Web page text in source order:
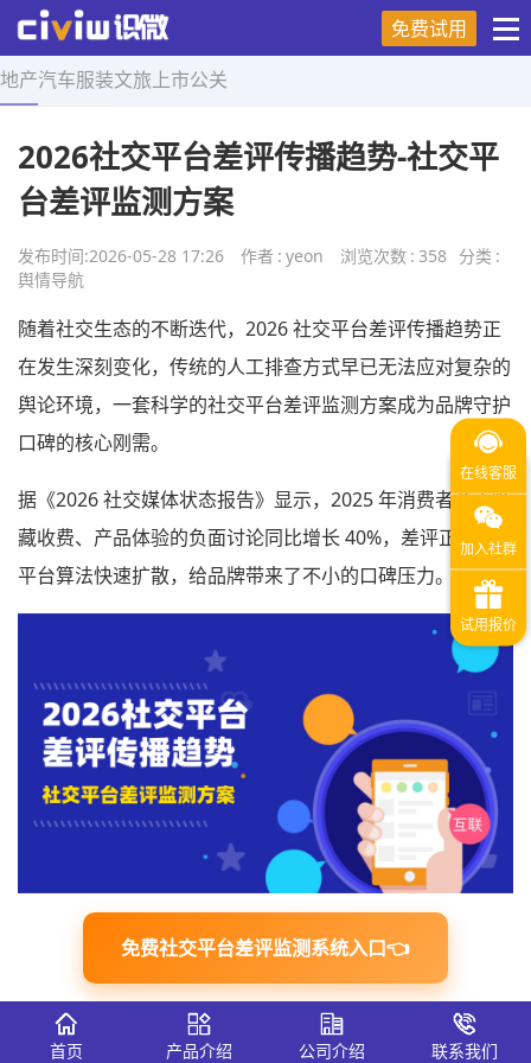
免费试用
地产汽车服装文旅 上市公关
首页 > 舆情导航 > 正文
2026社交平台差评传播趋势-社交平
台差评监测方案
发布时间:2026-05-28 17:26 作者 : yeon 浏览次数 : 358 分类 :
舆情导航
随着社交生态的不断迭代，2026 社交平台差评传播趋势正
在发生深刻变化，传统的人工排查方式早已无法应对复杂的
舆论环境，一套科学的社交平台差评监测方案成为品牌守护
口碑的核心刚需。
据《2026 社交媒体状态报告》显示，2025 年消费者关于隐
藏收费、产品体验的负面讨论同比增长 40%，差评正借助
平台算法快速扩散，给品牌带来了不小的口碑压力。
免费社交平台差评监测系统入口👈
一、2026 社交平台差评传播的三大新
趋势
首页 产品介绍 公司介绍 联系我们